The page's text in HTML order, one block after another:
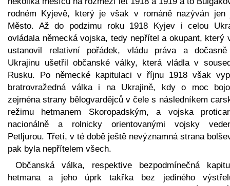
rodném Kyjevě, který je však v románě nazýván jen
Město. Až do podzimu roku 1918 Kyjev i celou
ovládala německá vojska, tedy nepřítel a okupant, který
ustanovil relativní pořádek, vládu práva a
Ukrajinu ušetřil občanské války, která vládla v
Rusku. Po německé kapitulaci v říjnu 1918 však
bratrovražedná válka i na Ukrajině, kdy o moc
zejména strany bělogvardějců v čele s následníkem
režimu hetmanem Skoropadským, a vojska
nacionálně a rolnicky orientovanými vojsky
Petljurou. Třetí, v té době ještě nevýznamná strana
pak byla nepřítelem všech.
Občanská válka, respektive bezpodmínečná
hetmana a jeho úprk takřka bez jediného